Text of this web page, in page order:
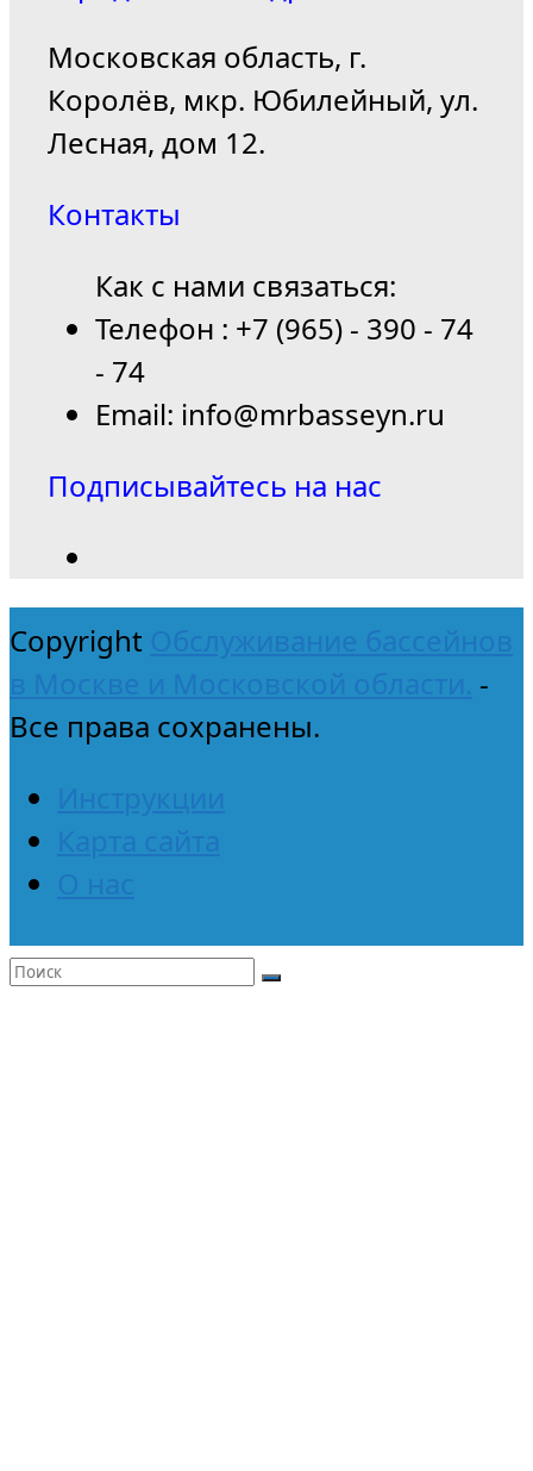
Московская область, г.
Королёв, мкр. Юбилейный, ул.
Лесная, дом 12.
Контакты
Как с нами связаться:
Телефон : +7 (965) - 390 - 74
- 74
Email: info@mrbasseyn.ru
Подписывайтесь на нас
Copyright Обслуживание бассейнов
в Москве и Московской области. -
Все права сохранены.
Инструкции
Карта сайта
О нас